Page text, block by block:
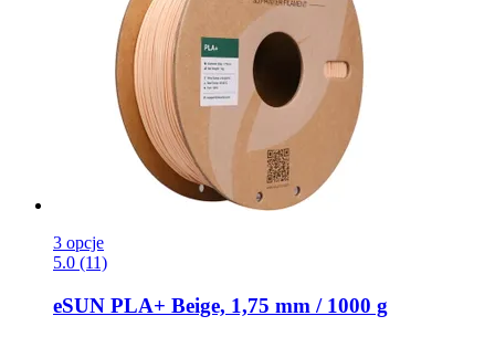
3 opcje
5.0 (11)
eSUN PLA+ Beige, 1,75 mm / 1000 g